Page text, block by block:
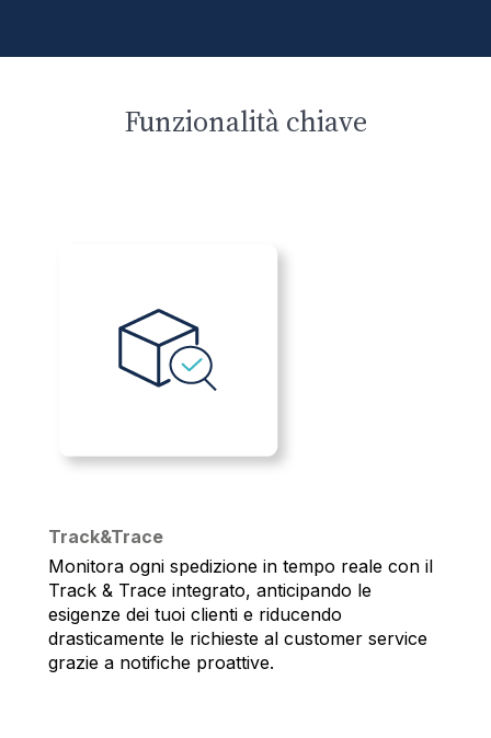
Funzionalità chiave
Track&Trace
Monitora ogni spedizione in tempo reale con il
Track & Trace integrato, anticipando le
esigenze dei tuoi clienti e riducendo
drasticamente le richieste al customer service
grazie a notifiche proattive.